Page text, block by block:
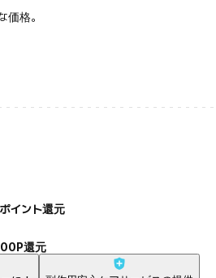
価格。
イント還元
還元